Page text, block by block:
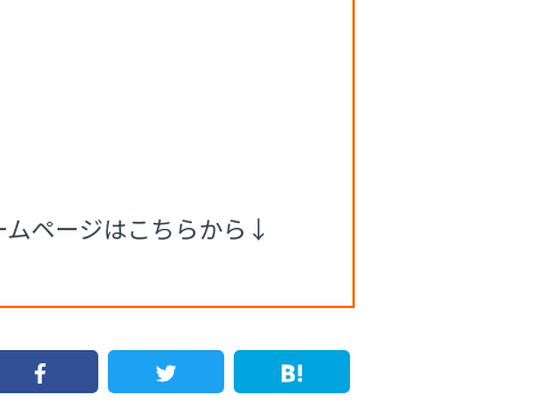
ムページはこちらから↓